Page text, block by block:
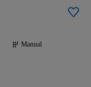
Manual